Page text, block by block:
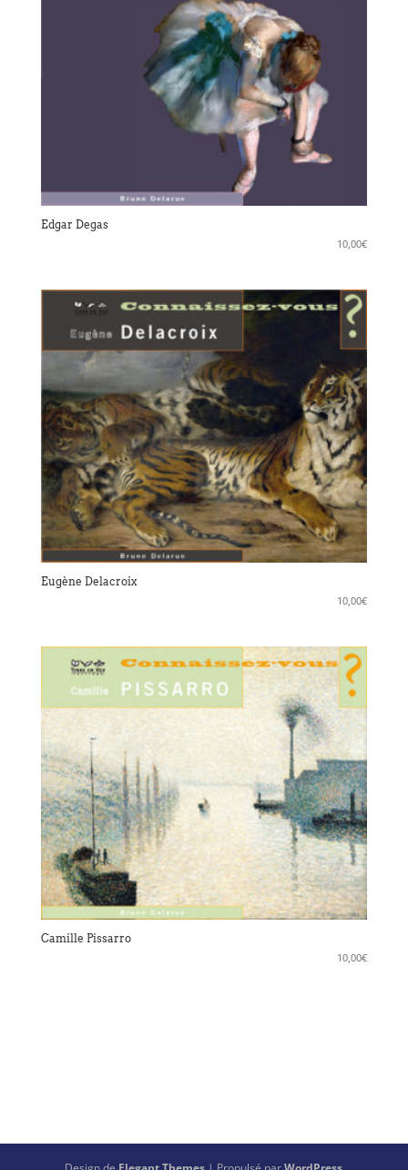
Edgar Degas
10,00€
Eugène Delacroix
10,00€
Camille Pissarro
10,00€